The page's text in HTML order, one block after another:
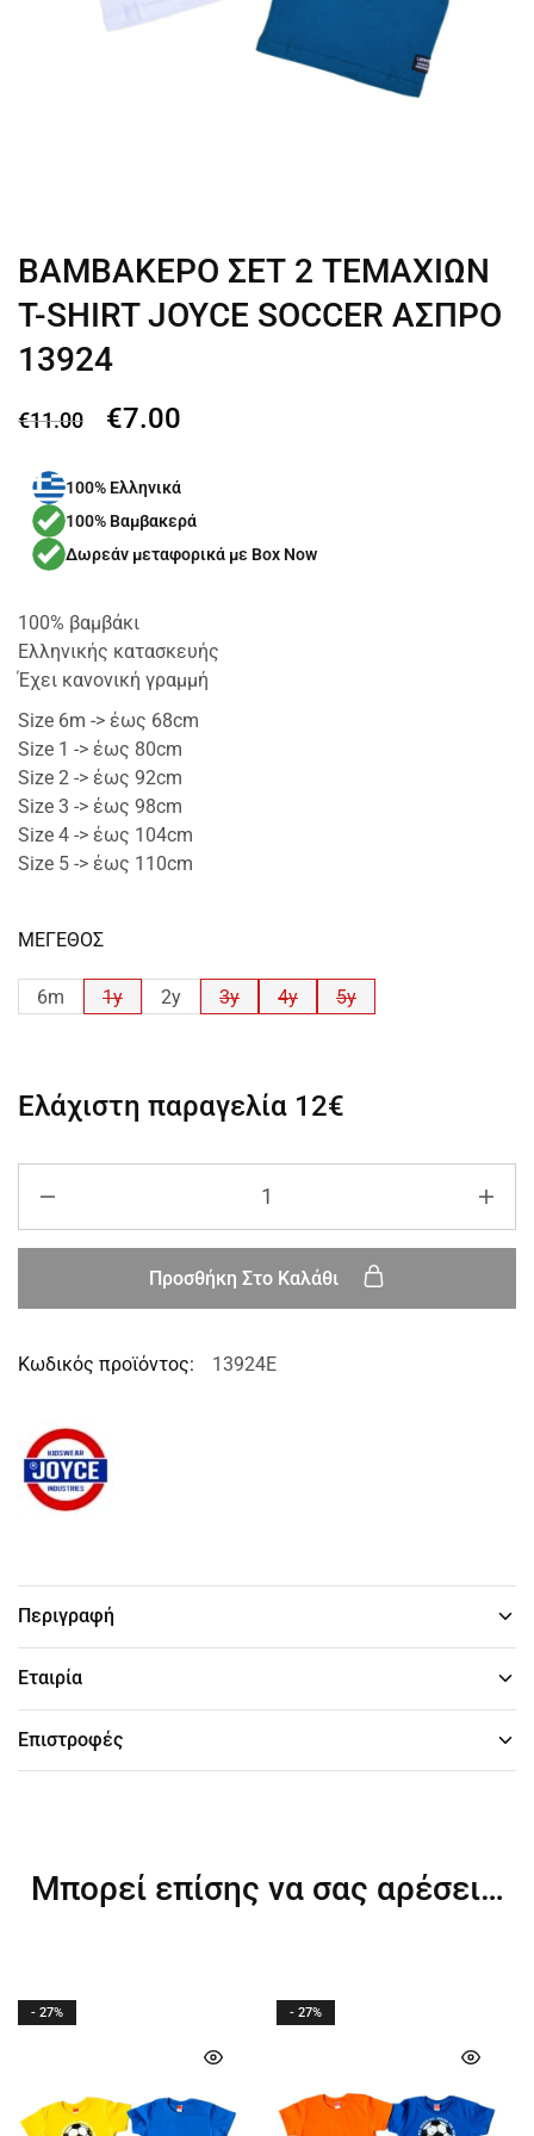
ΒΑΜΒΑΚΕΡΟ ΣΕΤ 2 ΤΕΜΑΧΙΩΝ
T-SHIRT JOYCE SOCCER ΑΣΠΡΟ
13924
€11.00 €7.00
100% Ελληνικά
100% Βαμβακερά
Δωρεάν μεταφορικά με Box Now
100% βαμβάκι
Ελληνικής κατασκευής
Έχει κανονική γραμμή
Size 6m -> έως 68cm
Size 1 -> έως 80cm
Size 2 -> έως 92cm
Size 3 -> έως 98cm
Size 4 -> έως 104cm
Size 5 -> έως 110cm
ΜΕΓΕΘΟΣ
6m 1y 2y 3y 4y 5y
Ελάχιστη παραγελία 12€
Προσθήκη Στο Καλάθι
Κωδικός προϊόντος: 13924E
Περιγραφή
Εταιρία
Επιστροφές
Μπορεί επίσης να σας αρέσει…
- 27% - 27%